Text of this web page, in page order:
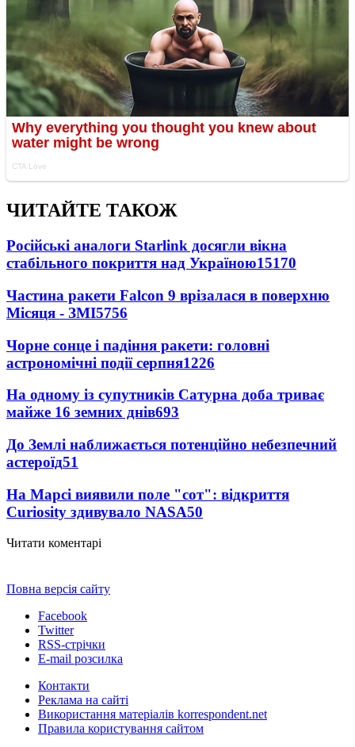
ЧИТАЙТЕ ТАКОЖ
Російські аналоги Starlink досягли вікна
стабільного покриття над Україною15170
Частина ракети Falcon 9 врізалася в поверхню
Місяця - ЗМІ5756
Чорне сонце і падіння ракети: головні
астрономічні події серпня1226
На одному із супутників Сатурна доба триває
майже 16 земних днів693
До Землі наближається потенційно небезпечний
астероїд51
На Марсі виявили поле "сот": відкриття
Curiosity здивувало NASA50
Читати коментарі
Повна версія сайту
Facebook
Twitter
RSS-стрічки
E-mail розсилка
Контакти
Реклама на сайті
Використання матеріалів korrespondent.net
Правила користування сайтом